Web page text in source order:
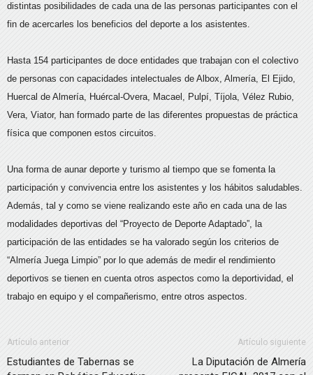
distintas posibilidades de cada una de las personas participantes con el
fin de acercarles los beneficios del deporte a los asistentes.
Hasta 154 participantes de doce entidades que trabajan con el colectivo
de personas con capacidades intelectuales de Albox, Almería, El Ejido,
Huercal de Almería, Huércal-Overa, Macael, Pulpí, Tíjola, Vélez Rubio,
Vera, Viator, han formado parte de las diferentes propuestas de práctica
física que componen estos circuitos.
Una forma de aunar deporte y turismo al tiempo que se fomenta la
participación y convivencia entre los asistentes y los hábitos saludables.
Además, tal y como se viene realizando este año en cada una de las
modalidades deportivas del “Proyecto de Deporte Adaptado”, la
participación de las entidades se ha valorado según los criterios de
“Almería Juega Limpio” por lo que además de medir el rendimiento
deportivos se tienen en cuenta otros aspectos como la deportividad, el
trabajo en equipo y el compañerismo, entre otros aspectos.
Artículo anterior
Estudiantes de Tabernas se
Artículo siguiente
La Diputación de Almería